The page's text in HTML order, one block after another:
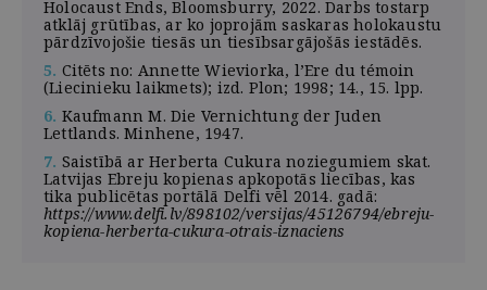
Holocaust Ends, Bloomsburry, 2022. Darbs tostarp
atklāj grūtības, ar ko joprojām saskaras holokaustu
pārdzīvojošie tiesās un tiesībsargājošās iestādēs.
5. Citēts no: Annette Wieviorka, l’Ere du témoin
(Liecinieku laikmets); izd. Plon; 1998; 14., 15. lpp.
6. Kaufmann M. Die Vernichtung der Juden
Lettlands. Minhene, 1947.
7. Saistībā ar Herberta Cukura noziegumiem skat.
Latvijas Ebreju kopienas apkopotās liecības, kas
tika publicētas portālā Delfi vēl 2014. gadā:
https://www.delfi.lv/898102/versijas/45126794/ebreju-
kopiena-herberta-cukura-otrais-iznaciens